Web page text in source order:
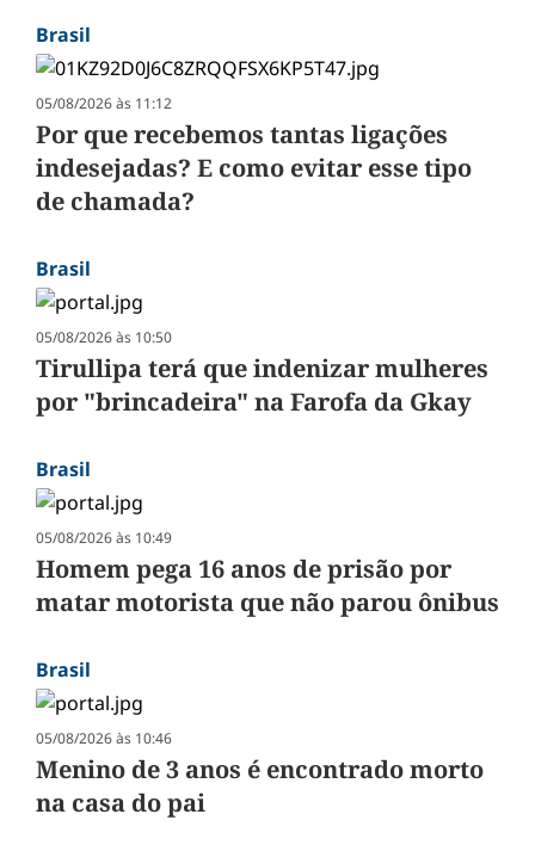
Brasil
05/08/2026 às 11:12
Por que recebemos tantas ligações
indesejadas? E como evitar esse tipo
de chamada?
Brasil
05/08/2026 às 10:50
Tirullipa terá que indenizar mulheres
por "brincadeira" na Farofa da Gkay
Brasil
05/08/2026 às 10:49
Homem pega 16 anos de prisão por
matar motorista que não parou ônibus
Brasil
05/08/2026 às 10:46
Menino de 3 anos é encontrado morto
na casa do pai